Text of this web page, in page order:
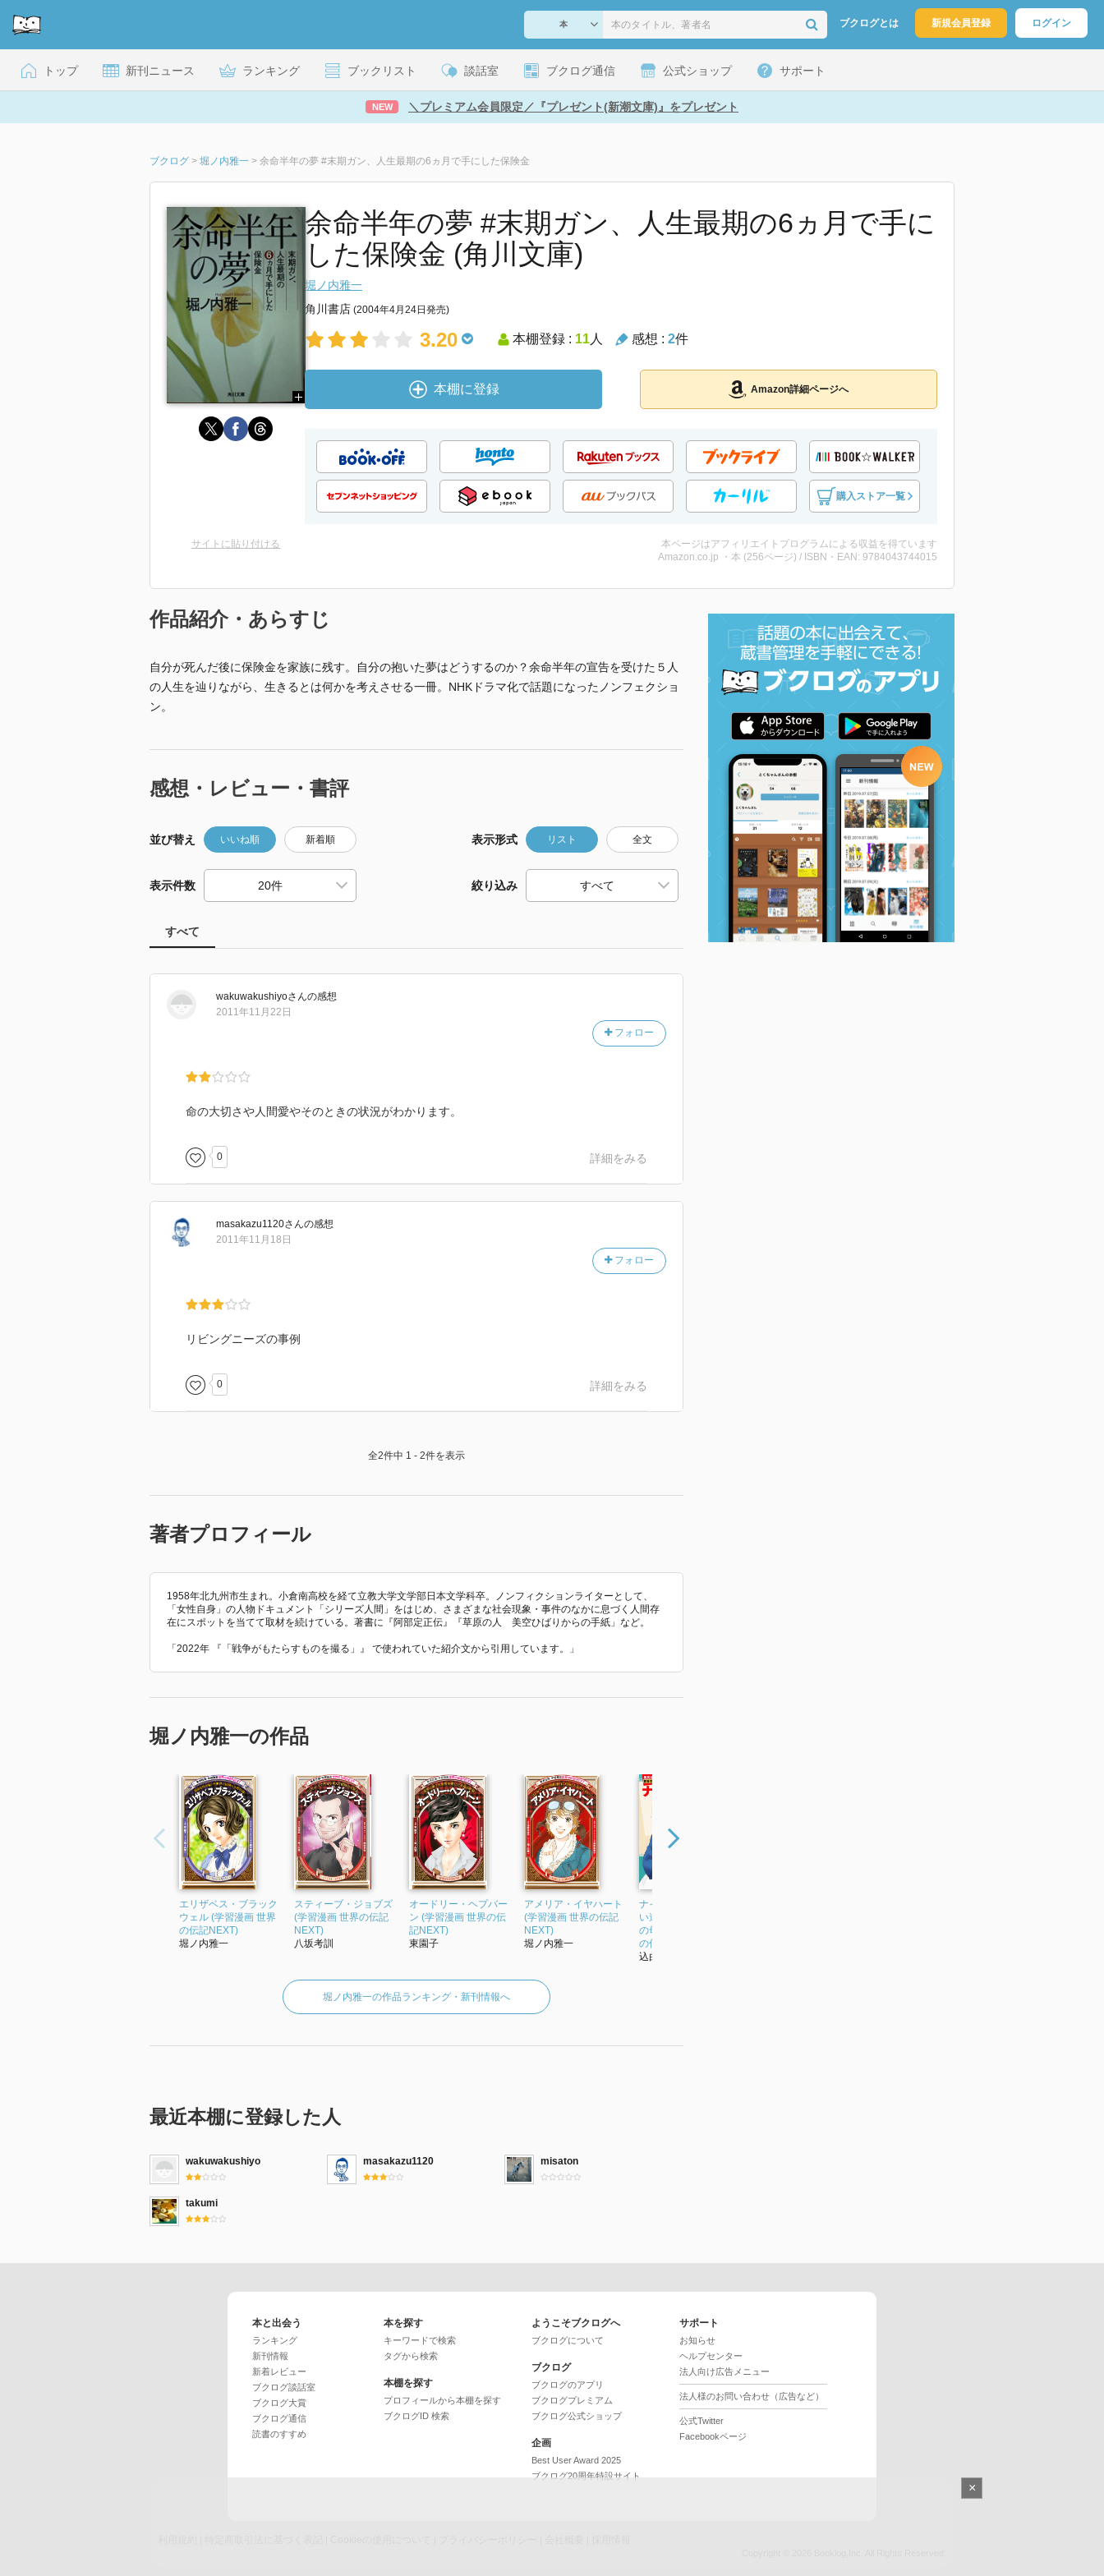
ブクログとは 新規会員登録 ログイン
トップ 新刊ニュース ランキング ブックリスト 談話室 ブクログ通信 公式ショップ サポート
NEW ＼プレミアム会員限定／『プレゼント(新潮文庫)』をプレゼント
ブクログ > 堀ノ内雅一 > 余命半年の夢 #末期ガン、人生最期の6ヵ月で手にした保険金
余命半年の夢 #末期ガン、人生最期の6ヵ月で手に
した保険金 (角川文庫)
堀ノ内雅一
角川書店 (2004年4月24日発売)
3.20 本棚登録 : 11人 感想 : 2件
本棚に登録 Amazon詳細ページへ
購入ストア一覧
サイトに貼り付ける
本ページはアフィリエイトプログラムによる収益を得ています
Amazon.co.jp ・本 (256ページ) / ISBN・EAN: 9784043744015
作品紹介・あらすじ
自分が死んだ後に保険金を家族に残す。自分の抱いた夢はどうするのか？余命半年の宣告を受けた５人
の人生を辿りながら、生きるとは何かを考えさせる一冊。NHKドラマ化で話題になったノンフェクショ
ン。
感想・レビュー・書評
並び替え いいね順 新着順 表示形式 リスト 全文
表示件数 絞り込み
すべて
wakuwakushiyoさんの感想
フォロー
2011年11月22日
命の大切さや人間愛やそのときの状況がわかります。
0 詳細をみる
masakazu1120さんの感想
フォロー
2011年11月18日
リビングニーズの事例
0 詳細をみる
全2件中 1 - 2件を表示
著者プロフィール
1958年北九州市生まれ。小倉南高校を経て立教大学文学部日本文学科卒。ノンフィクションライターとして、
「女性自身」の人物ドキュメント「シリーズ人間」をはじめ、さまざまな社会現象・事件のなかに息づく人間存
在にスポットを当てて取材を続けている。著書に『阿部定正伝』『草原の人 美空ひばりからの手紙」など。
「2022年 『「戦争がもたらすものを撮る」』 で使われていた紹介文から引用しています。」
堀ノ内雅一の作品
エリザベス・ブラック
ウェル (学習漫画 世界
の伝記NEXT)
堀ノ内雅一
スティーブ・ジョブズ
(学習漫画 世界の伝記
NEXT)
八坂考訓
オードリー・ヘプバー
ン (学習漫画 世界の伝
記NEXT)
東園子
アメリア・イヤハート
(学習漫画 世界の伝記
NEXT)
堀ノ内雅一
ナイチンゲール 新し
い道を切り開いた看護
の母 学習まんが 世界
の伝記NEXT...
込由野しほ
堀ノ内雅一の作品ランキング・新刊情報へ
最近本棚に登録した人
wakuwakushiyo masakazu1120 misaton
takumi
本と出会う
ランキング
新刊情報
新着レビュー
ブクログ談話室
ブクログ大賞
ブクログ通信
読書のすすめ
本を探す
キーワードで検索
タグから検索
本棚を探す
プロフィールから本棚を探す
ブクログID 検索
ようこそブクログへ
ブクログについて
ブクログ
ブクログのアプリ
ブクログプレミアム
ブクログ公式ショップ
企画
Best User Award 2025
ブクログ20周年特設サイト
サポート
お知らせ
ヘルプセンター
法人向け広告メニュー
法人様のお問い合わせ（広告など）
公式Twitter
Facebookページ
×